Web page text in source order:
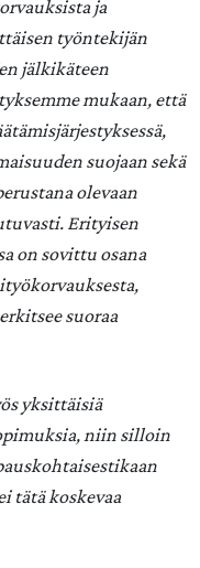
ja
työntekijän
jälkikäteen
mukaan, että
suojaan sekä
olevaan
Erityisen
on sovittu osana
suoraa
yksittäisiä
niin silloin
tätä koskevaa